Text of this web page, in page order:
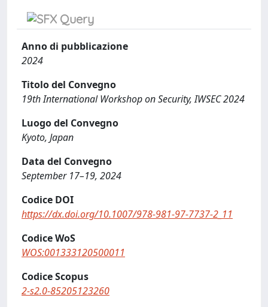
Anno di pubblicazione
2024
Titolo del Convegno
19th International Workshop on Security, IWSEC 2024
Luogo del Convegno
Kyoto, Japan
Data del Convegno
September 17–19, 2024
Codice DOI
https://dx.doi.org/10.1007/978-981-97-7737-2_11
Codice WoS
WOS:001333120500011
Codice Scopus
2-s2.0-85205123260